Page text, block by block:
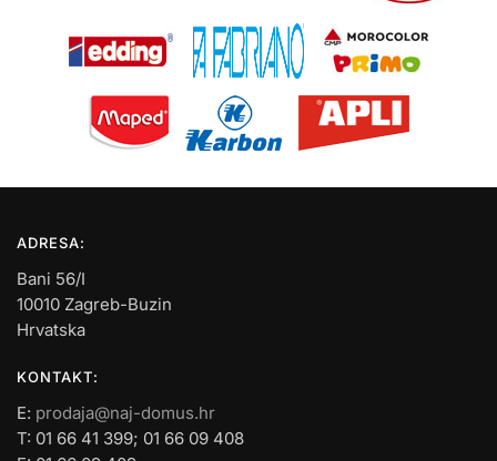
ADRESA:
Bani 56/I
10010 Zagreb-Buzin
Hrvatska
KONTAKT:
E: prodaja@naj-domus.hr
T: 01 66 41 399; 01 66 09 408